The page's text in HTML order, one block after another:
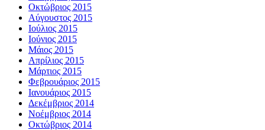
Οκτώβριος 2015
Αύγουστος 2015
Ιούλιος 2015
Ιούνιος 2015
Μάιος 2015
Απρίλιος 2015
Μάρτιος 2015
Φεβρουάριος 2015
Ιανουάριος 2015
Δεκέμβριος 2014
Νοέμβριος 2014
Οκτώβριος 2014